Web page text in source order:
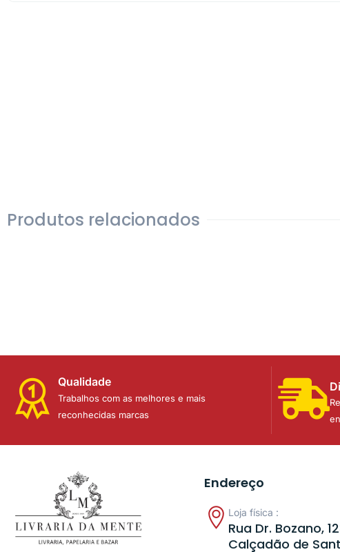
Produtos relacionados
Qualidade
Trabalhos com as melhores e mais
reconhecidas marcas
Endereço
Loja física :
Rua Dr. Bozano,
Calçadão de